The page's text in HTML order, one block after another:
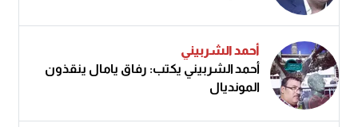
أحمد الشربيني
أحمد الشربيني يكتب: رفاق يامال ينقذون
المونديال